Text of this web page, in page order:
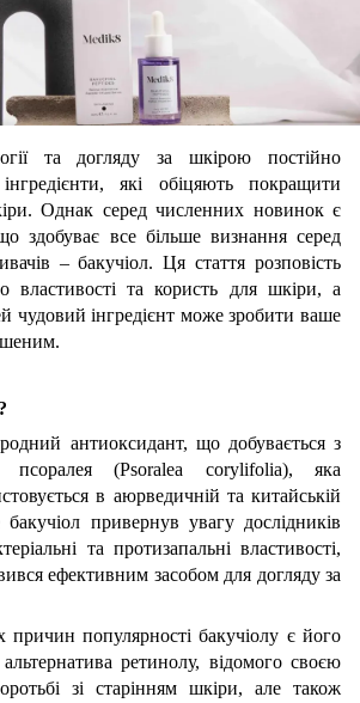
та догляду за шкірою постійно
які обіцяють покращити
Однак серед численних новинок є
здобуває все більше визнання серед
– бакучіол. Ця стаття розповість
властивості та користь для шкіри, а
чудовий інгредієнт може зробити ваше
антиоксидант, що добувається з
псоралея (Psoralea corylifolia), яка
в аюрведичній та китайській
привернув увагу дослідників
та протизапальні властивості,
ефективним засобом для догляду за
популярності бакучіолу є його
альтернатива ретинолу, відомого своєю
зі старінням шкіри, але також